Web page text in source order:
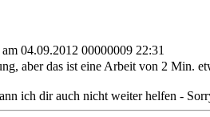
04.09.2012 00000009 22:31
aber das ist eine Arbeit von 2 Min.
ich dir auch nicht weiter helfen -